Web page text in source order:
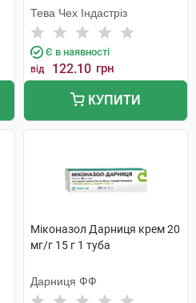
Тева Чех Індастріз
Є в наявності
від 122.10 грн
КУПИТИ
Міконазол Дарниця крем 20
мг/г 15 г 1 туба
Дарниця ФФ